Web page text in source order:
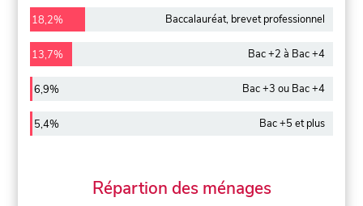
18,2% Baccalauréat, brevet professionnel
13,7% Bac +2 à Bac +4
6,9% Bac +3 ou Bac +4
5,4% Bac +5 et plus
Répartion des ménages